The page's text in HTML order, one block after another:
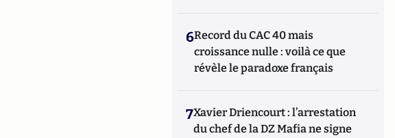
6Record du CAC 40 mais
croissance nulle : voilà ce que
révèle le paradoxe français
7Xavier Driencourt : l’arrestation
du chef de la DZ Mafia ne signe